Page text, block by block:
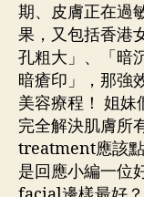
期、皮膚正在過
果，又包括香港
孔粗大」、「暗
暗瘡印」，那強
美容療程！ 姐
完全解決肌膚所
treatment應該
是回應小編一位